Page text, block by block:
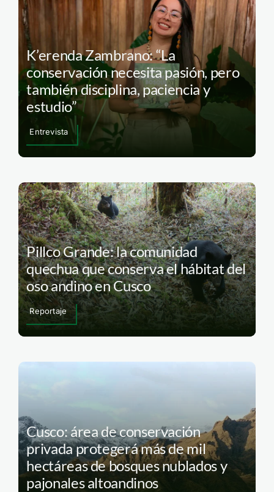
K’erenda Zambrano: “La
conservación necesita pasión, pero
también disciplina, paciencia y
estudio”
Entrevista
Pillco Grande: la comunidad
quechua que conserva el hábitat del
oso andino en Cusco
Reportaje
Cusco: área de conservación
privada protegerá más de mil
hectáreas de bosques nublados y
pajonales altoandinos